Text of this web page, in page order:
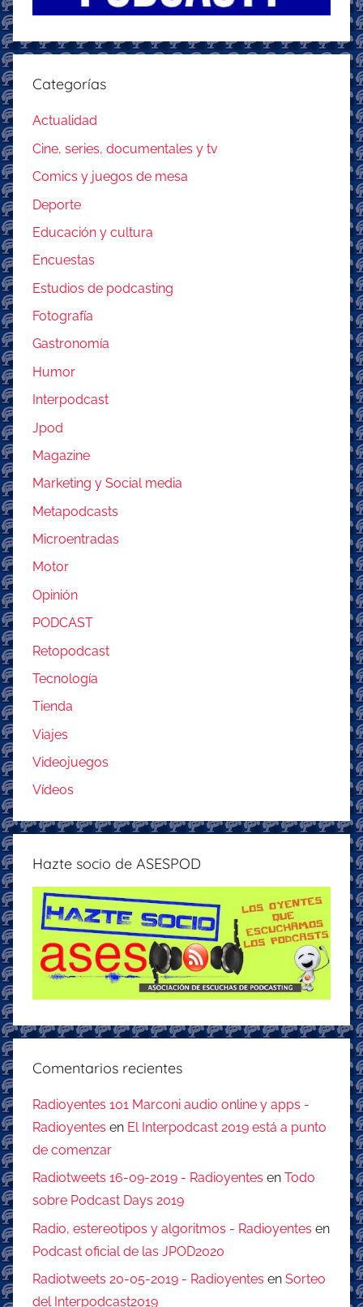
Categorías
Actualidad
Cine, series, documentales y tv
Comics y juegos de mesa
Deporte
Educación y cultura
Encuestas
Estudios de podcasting
Fotografía
Gastronomía
Humor
Interpodcast
Jpod
Magazine
Marketing y Social media
Metapodcasts
Microentradas
Motor
Opinión
PODCAST
Retopodcast
Tecnología
Tienda
Viajes
Videojuegos
Vídeos
Hazte socio de ASESPOD
Comentarios recientes
Radioyentes 101 Marconi audio online y apps -
Radioyentes en El Interpodcast 2019 está a punto
de comenzar
Radiotweets 16-09-2019 - Radioyentes en Todo
sobre Podcast Days 2019
Radio, estereotipos y algoritmos - Radioyentes en
Podcast oficial de las JPOD2020
Radiotweets 20-05-2019 - Radioyentes en Sorteo
del Interpodcast2019